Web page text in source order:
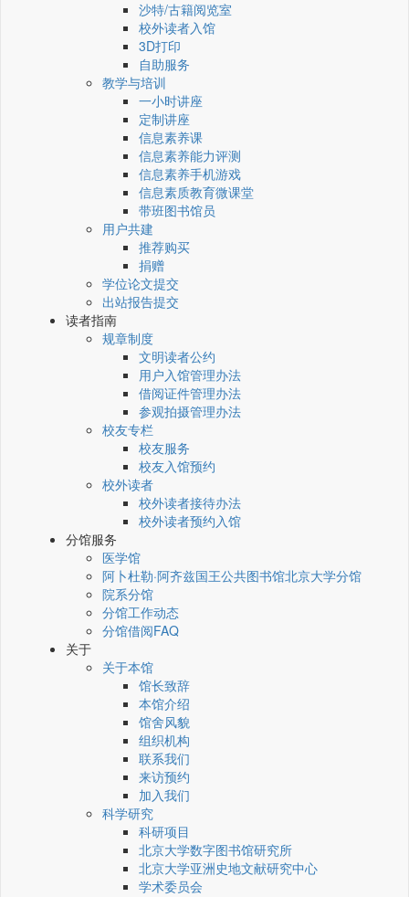
沙特/古籍阅览室
校外读者入馆
3D打印
自助服务
教学与培训
一小时讲座
定制讲座
信息素养课
信息素养能力评测
信息素养手机游戏
信息素质教育微课堂
带班图书馆员
用户共建
推荐购买
捐赠
学位论文提交
出站报告提交
读者指南
规章制度
文明读者公约
用户入馆管理办法
借阅证件管理办法
参观拍摄管理办法
校友专栏
校友服务
校友入馆预约
校外读者
校外读者接待办法
校外读者预约入馆
分馆服务
医学馆
阿卜杜勒·阿齐兹国王公共图书馆北京大学分馆
院系分馆
分馆工作动态
分馆借阅FAQ
关于
关于本馆
馆长致辞
本馆介绍
馆舍风貌
组织机构
联系我们
来访预约
加入我们
科学研究
科研项目
北京大学数字图书馆研究所
北京大学亚洲史地文献研究中心
学术委员会